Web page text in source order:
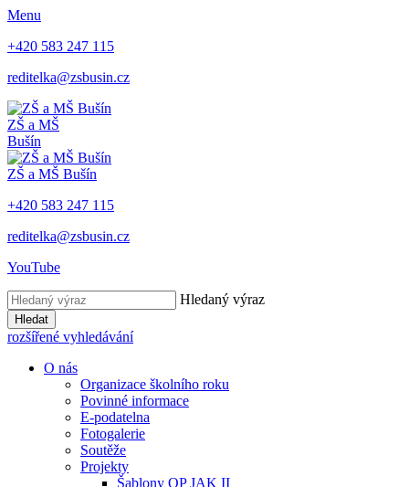
Menu
+420 583 247 115
reditelka@zsbusin.cz
ZŠ a MŠ
Bušín
ZŠ a MŠ Bušín
+420 583 247 115
reditelka@zsbusin.cz
YouTube
Hledaný výraz
Hledat
rozšířené vyhledávání
O nás
Organizace školního roku
Povinné informace
E-podatelna
Fotogalerie
Soutěže
Projekty
Šablony OP JAK II